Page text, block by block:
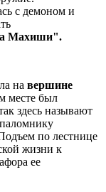
с демоном и
Махиши".
на вершине
месте был
здесь называют
по лестнице
жизни к
ее